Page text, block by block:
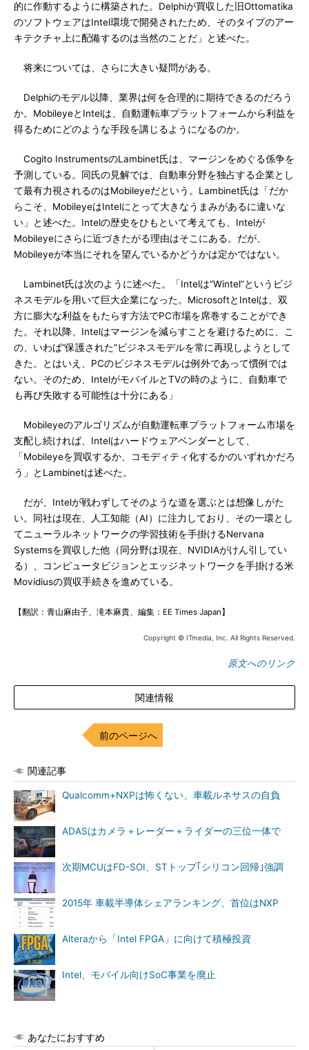
的に作動するように構築された。Delphiが買収した旧Ottomatika
のソフトウェアはIntel環境で開発されたため、そのタイプのアー
キテクチャ上に配備するのは当然のことだ」と述べた。
将来については、さらに大きい疑問がある。
Delphiのモデル以降、業界は何を合理的に期待できるのだろう
か。MobileyeとIntelは、自動運転車プラットフォームから利益を
得るためにどのような手段を講じるようになるのか。
Cogito InstrumentsのLambinet氏は、マージンをめぐる係争を
予測している。同氏の見解では、自動車分野を独占する企業とし
て最有力視されるのはMobileyeだという。Lambinet氏は「だか
らこそ、MobileyeはIntelにとって大きなうまみがあるに違いな
い」と述べた。Intelの歴史をひもといて考えても、Intelが
Mobileyeにさらに近づきたがる理由はそこにある。だが、
Mobileyeが本当にそれを望んでいるかどうかは定かではない。
Lambinet氏は次のように述べた。「Intelは“Wintel”というビジ
ネスモデルを用いて巨大企業になった。MicrosoftとIntelは、双
方に膨大な利益をもたらす方法でPC市場を席巻することができ
た。それ以降、Intelはマージンを減らすことを避けるために、こ
の、いわば“保護された”ビジネスモデルを常に再現しようとして
きた。とはいえ、PCのビジネスモデルは例外であって慣例では
ない。そのため、IntelがモバイルとTVの時のように、自動車で
も再び失敗する可能性は十分にある」
Mobileyeのアルゴリズムが自動運転車プラットフォーム市場を
支配し続ければ、Intelはハードウェアベンダーとして、
「Mobileyeを買収するか、コモディティ化するかのいずれかだろ
う」とLambinetは述べた。
だが、Intelが戦わずしてそのような道を選ぶとは想像しがた
い。同社は現在、人工知能（AI）に注力しており、その一環とし
てニューラルネットワークの学習技術を手掛けるNervana
Systemsを買収した他（同分野は現在、NVIDIAがけん引してい
る）、コンピュータビジョンとエッジネットワークを手掛ける米
Movidiusの買収手続きを進めている。
【翻訳：青山麻由子、滝本麻貴、編集：EE Times Japan】
Copyright © ITmedia, Inc. All Rights Reserved.
原文へのリンク
関連情報
前のページへ
関連記事
Qualcomm+NXPは怖くない、車載ルネサスの自負
ADASはカメラ＋レーダー＋ライダーの三位一体で
次期MCUはFD-SOI、STトップ｢シリコン回帰｣強調
2015年 車載半導体シェアランキング、首位はNXP
Alteraから「Intel FPGA」に向けて積極投資
Intel、モバイル向けSoC事業を廃止
あなたにおすすめ